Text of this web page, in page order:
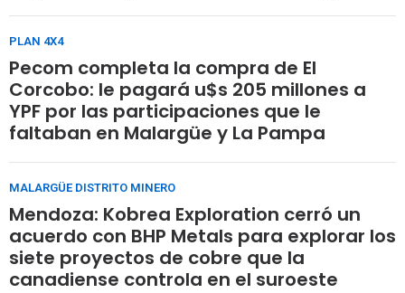
PLAN 4X4
Pecom completa la compra de El
Corcobo: le pagará u$s 205 millones a
YPF por las participaciones que le
faltaban en Malargüe y La Pampa
MALARGÜE DISTRITO MINERO
Mendoza: Kobrea Exploration cerró un
acuerdo con BHP Metals para explorar los
siete proyectos de cobre que la
canadiense controla en el suroeste